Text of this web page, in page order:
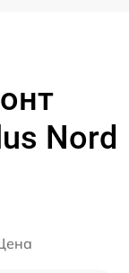
Nord